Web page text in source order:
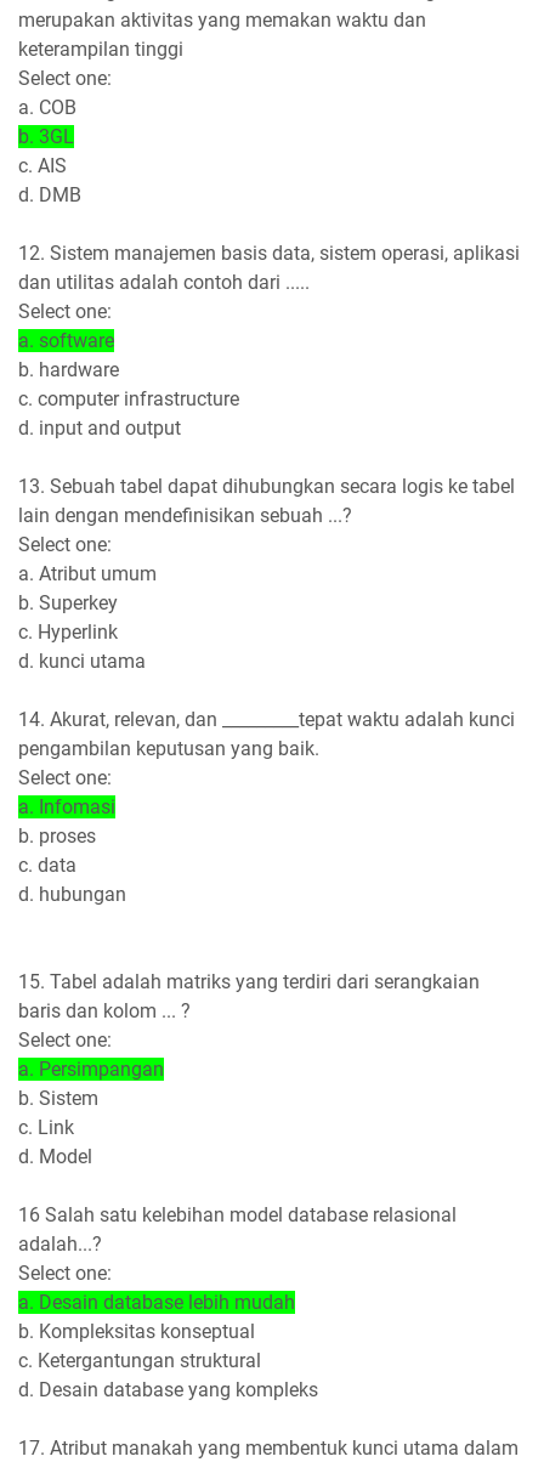
merupakan aktivitas yang memakan waktu dan
keterampilan tinggi
Select one:
a. COB
b. 3GL
c. AIS
d. DMB
12. Sistem manajemen basis data, sistem operasi, aplikasi
dan utilitas adalah contoh dari .....
Select one:
a. software
b. hardware
c. computer infrastructure
d. input and output
13. Sebuah tabel dapat dihubungkan secara logis ke tabel
lain dengan mendefinisikan sebuah ...?
Select one:
a. Atribut umum
b. Superkey
c. Hyperlink
d. kunci utama
14. Akurat, relevan, dan _________tepat waktu adalah kunci
pengambilan keputusan yang baik.
Select one:
a. Infomasi
b. proses
c. data
d. hubungan
15. Tabel adalah matriks yang terdiri dari serangkaian
baris dan kolom ... ?
Select one:
a. Persimpangan
b. Sistem
c. Link
d. Model
16 Salah satu kelebihan model database relasional
adalah...?
Select one:
a. Desain database lebih mudah
b. Kompleksitas konseptual
c. Ketergantungan struktural
d. Desain database yang kompleks
17. Atribut manakah yang membentuk kunci utama dalam